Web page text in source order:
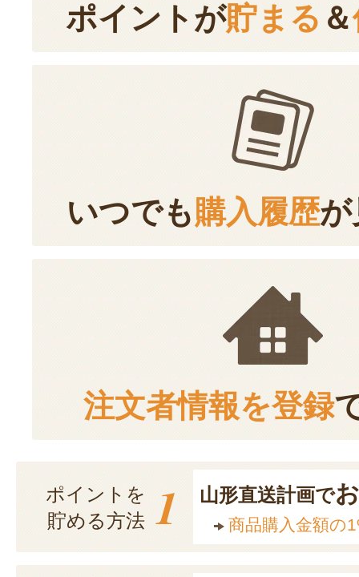
ポイントが貯まる ＆
いつでも購入履歴が
注文者情報を登録
ポイントを
貯める方法 1 山形直送計画で
商品購入金額の